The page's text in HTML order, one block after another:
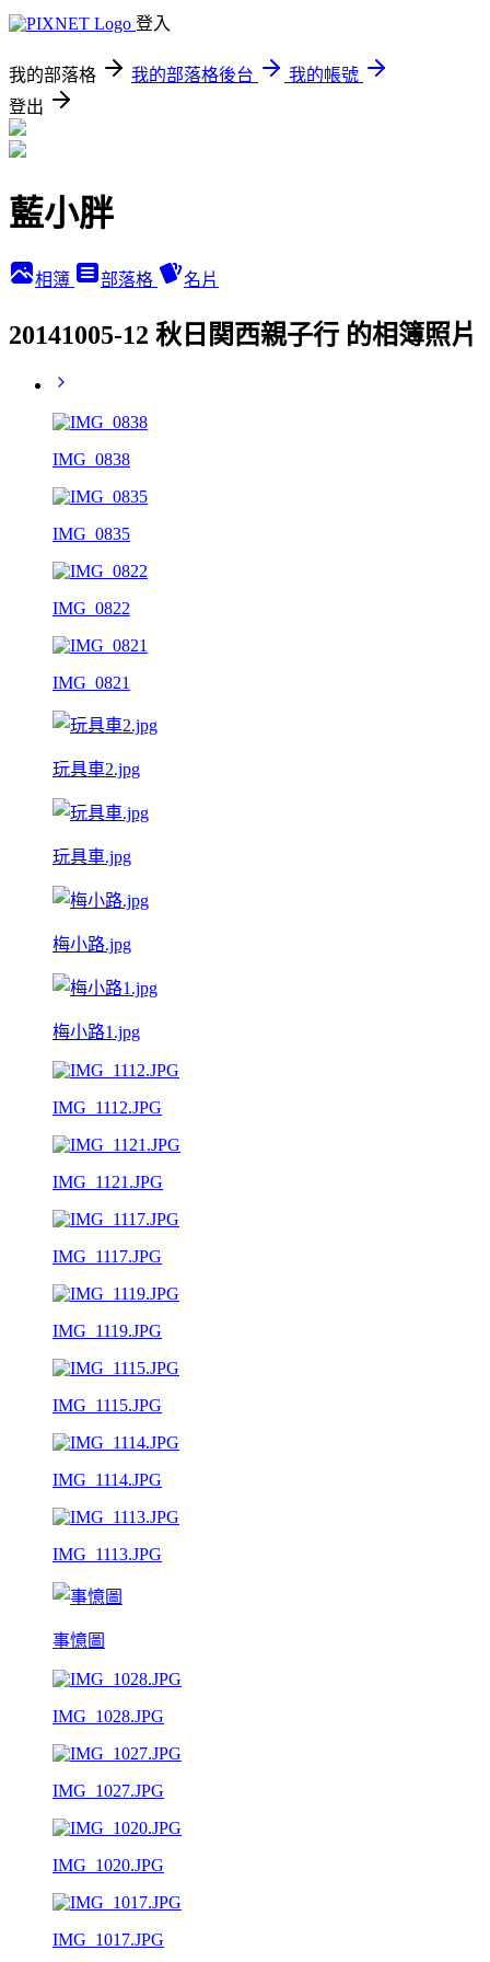
登入
我的部落格 我的部落格後台
我的帳號
登出
藍小胖
相簿 部落格 名片
20141005-12 秋日関西親子行 的相簿照片
IMG_0838
IMG_0835
IMG_0822
IMG_0821
玩具車2.jpg
玩具車.jpg
梅小路.jpg
梅小路1.jpg
IMG_1112.JPG
IMG_1121.JPG
IMG_1117.JPG
IMG_1119.JPG
IMG_1115.JPG
IMG_1114.JPG
IMG_1113.JPG
事憶圖
IMG_1028.JPG
IMG_1027.JPG
IMG_1020.JPG
IMG_1017.JPG